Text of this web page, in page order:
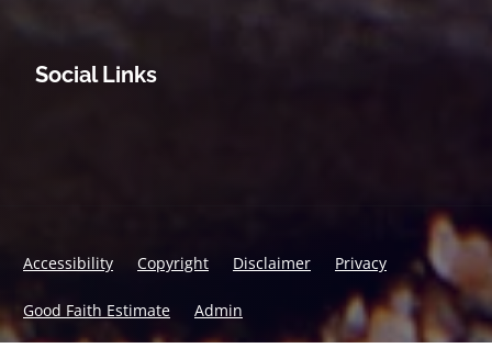
Social Links
Accessibility Copyright Disclaimer Privacy
Good Faith Estimate Admin